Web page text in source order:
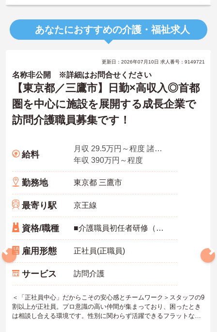
あなたにおすすめの介護・福祉求人
更新日：2026年07月10日 求人番号：9149721
名称非公開 ※詳細はお問合せください
【東京都／三鷹市】日勤×高収入◎首都
圏を中心に施設を展開する成長企業で
訪問介護職員募集です！
給料
月収 29.5万円～程度 諸手当込み※初任者研修以上
年収 390万円～程度
勤務地 東京都 三鷹市
最寄り駅 京王線
資格/職種 ■介護職員初任者研修（ヘルパー2級）以上 ※無資格・未経験も相談可
雇用形態 正社員(正職員)
サービス 訪問介護
＜「正社員中心」だからこその安心感とチームワーク＞スタッフの9
割以上が正社員。プロ意識の高い仲間が集まっており、困ったとき
は相談し合える環境です。性別に関わらず活躍できるフラットな雰